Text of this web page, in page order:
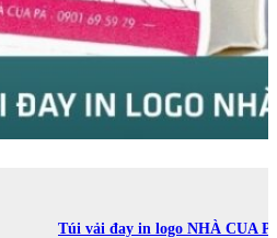
Túi vải đay in logo NHÀ CUA